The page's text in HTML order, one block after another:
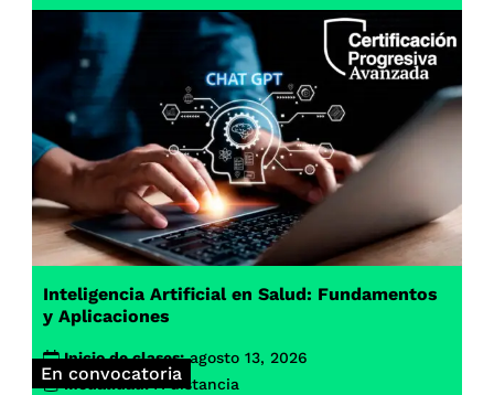
En convocatoria
Inteligencia Artificial en Salud: Fundamentos
y Aplicaciones
Inicio de clases: agosto 13, 2026
Modalidad: A distancia